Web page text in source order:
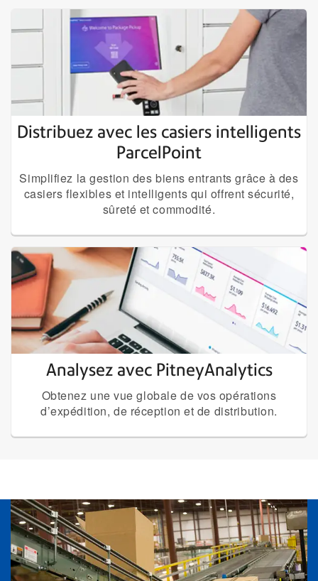
Distribuez avec les casiers intelligents
ParcelPoint
Simplifiez la gestion des biens entrants grâce à des
casiers flexibles et intelligents qui offrent sécurité,
sûreté et commodité.
Analysez avec PitneyAnalytics
Obtenez une vue globale de vos opérations
d’expédition, de réception et de distribution.